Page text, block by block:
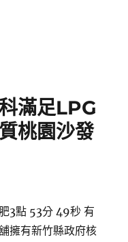
滿足LPG
桃園沙發
3點 53分 49秒 有
擁有新竹縣政府核